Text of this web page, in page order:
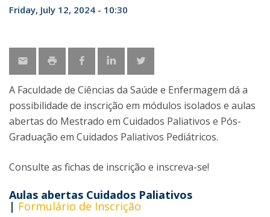
Friday, July 12, 2024 - 10:30
A Faculdade de Ciências da Saúde e Enfermagem dá a
possibilidade de inscrição em módulos isolados e aulas
abertas do Mestrado em Cuidados Paliativos e Pós-
Graduação em Cuidados Paliativos Pediátricos.
Consulte as fichas de inscrição e inscreva-se!
Aulas abertas Cuidados Paliativos
| Formulário de Inscrição